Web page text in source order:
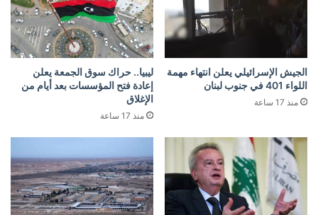
الجيش الإسرائيلي يعلن انتهاء مهمة
اللواء 401 في جنوب لبنان
منذ 17 ساعة
ليبيا.. حراك سوق الجمعة يعلن
إعادة فتح المؤسسات بعد أيام من
الإغلاق
منذ 17 ساعة